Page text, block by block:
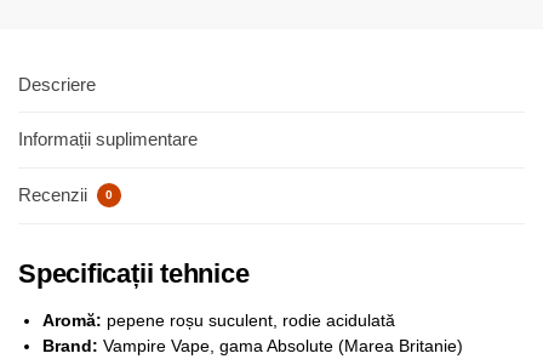
Descriere
Informații suplimentare
Recenzii 0
Specificații tehnice
Aromă: pepene roșu suculent, rodie acidulată
Brand: Vampire Vape, gama Absolute (Marea Britanie)